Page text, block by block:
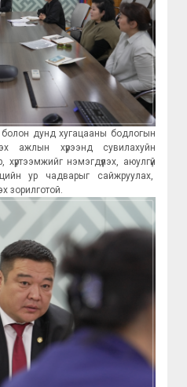
дунд хугацааны бодлогын
ажлын хүрээнд сувилахуйн
нэмэгдүүлэх, аюулгүй
ур чадварыг сайжруулах,
зорилготой.